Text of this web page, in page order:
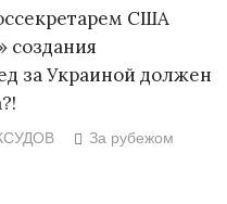
США
создания
за Украиной должен
За рубежом